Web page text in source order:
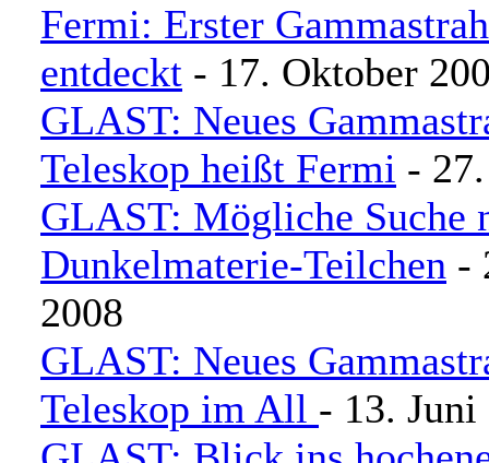
Fermi: Erster
entdeckt - 17. Oktober
GLAST: Neues
Teleskop heißt Fermi -
GLAST: Mögliche Suche
Dunkelmaterie-Teilchen -
2008
GLAST: Neues
Teleskop im All - 13. Juni